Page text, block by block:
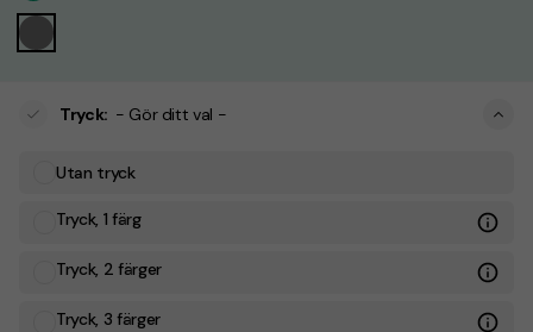
Tryck: - Gör ditt val -
Utan tryck
Tryck, 1 färg
Tryck, 2 färger
Tryck, 3 färger